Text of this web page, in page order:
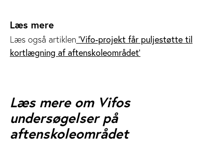
Læs mere
Læs også artiklen 'Vifo-projekt får puljestøtte til
kortlægning af aftenskoleområdet'
Læs mere om Vifos
undersøgelser på
aftenskoleområdet